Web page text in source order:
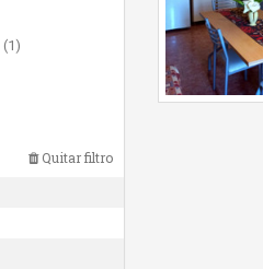
(1)
Quitar filtro